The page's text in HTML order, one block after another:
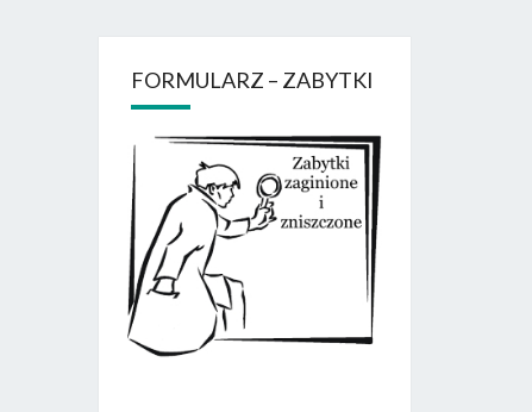
FORMULARZ – ZABYTKI